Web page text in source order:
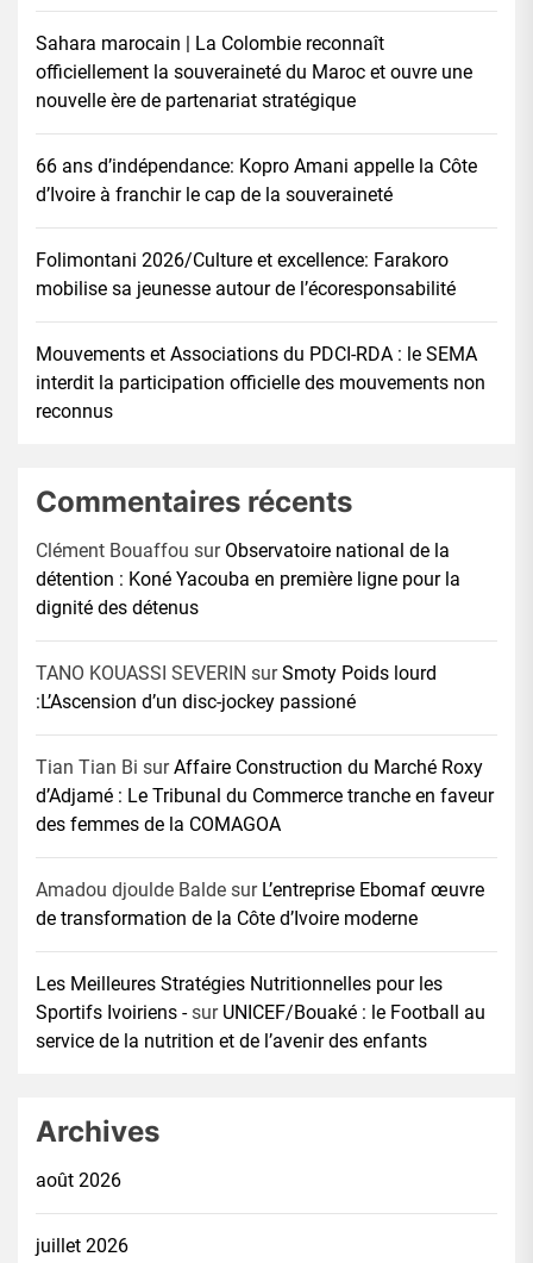
Sahara marocain | La Colombie reconnaît
officiellement la souveraineté du Maroc et ouvre une
nouvelle ère de partenariat stratégique
66 ans d’indépendance: Kopro Amani appelle la Côte
d’Ivoire à franchir le cap de la souveraineté
Folimontani 2026/Culture et excellence: Farakoro
mobilise sa jeunesse autour de l’écoresponsabilité
Mouvements et Associations du PDCI-RDA : le SEMA
interdit la participation officielle des mouvements non
reconnus
Commentaires récents
Clément Bouaffou sur Observatoire national de la
détention : Koné Yacouba en première ligne pour la
dignité des détenus
TANO KOUASSI SEVERIN surSmoty Poids lourd
:L’Ascension d’un disc-jockey passioné
Tian Tian Bi surAffaire Construction du Marché Roxy
d’Adjamé : Le Tribunal du Commerce tranche en faveur
des femmes de la COMAGOA
Amadou djoulde Balde sur L’entreprise Ebomaf œuvre
de transformation de la Côte d’Ivoire moderne
Les Meilleures Stratégies Nutritionnelles pour les
Sportifs Ivoiriens -sur UNICEF/Bouaké : le Football au
service de la nutrition et de l’avenir des enfants
Archives
août 2026
juillet 2026